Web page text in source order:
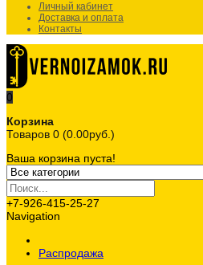
Личный кабинет
Доставка и оплата
Контакты
0
Корзина
Товаров 0 (0.00руб.)
Ваша корзина пуста!
+7-926-415-25-27
Navigation
Распродажа